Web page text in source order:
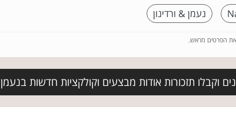
נעמן & ורדינון
את הפרטים מראש.
וקבלו תזכורות אודות מבצעים וקולקציות חדשות בנעמן